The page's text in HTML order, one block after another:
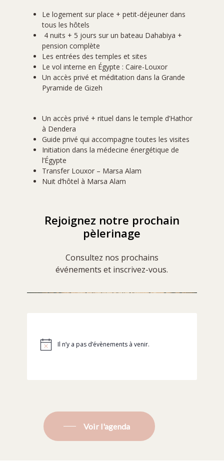
Le logement sur place + petit-déjeuner dans
tous les hôtels
4 nuits + 5 jours sur un bateau Dahabiya +
pension complète
Les entrées des temples et sites
Le vol interne en Égypte : Caire-Louxor
Un accès privé et méditation dans la Grande
Pyramide de Gizeh
Un accès privé + rituel dans le temple d’Hathor
à Dendera
Guide privé qui accompagne toutes les visites
Initiation dans la médecine énergétique de
l’Égypte
Transfer Louxor – Marsa Alam
Nuit d’hôtel à Marsa Alam
Rejoignez notre prochain
pèlerinage
Consultez nos prochains
événements et inscrivez-vous.
NoticeIl n’y a pas d’évènements à venir.
Voir l'agenda